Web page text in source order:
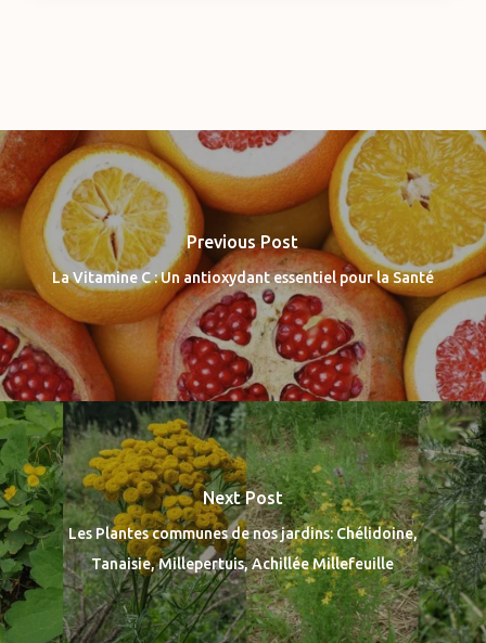
Previous Post
La Vitamine C : Un antioxydant essentiel pour la Santé
Next Post
Les Plantes communes de nos jardins: Chélidoine,
Tanaisie, Millepertuis, Achillée Millefeuille